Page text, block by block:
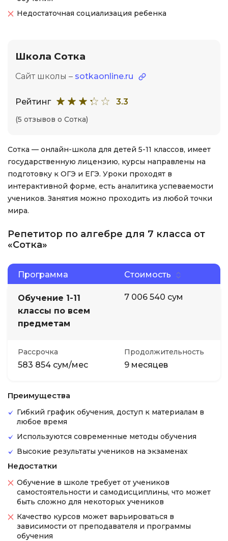
Недостаточная социализация ребенка
Школа Сотка
Сайт школы – sotkaonline.ru
Рейтинг 3.3
(5 отзывов о Сотка)
Сотка — онлайн-школа для детей 5-11 классов, имеет
государственную лицензию, курсы направлены на
подготовку к ОГЭ и ЕГЭ. Уроки проходят в
интерактивной форме, есть аналитика успеваемости
учеников. Занятия можно проходить из любой точки
мира.
Репетитор по алгебре для 7 класса от
«Сотка»
Программа Стоимость
Обучение 1-11
классы по всем
предметам
7 006 540 сум
Рассрочка
583 854 сум/мес
Продолжительность
9 месяцев
Преимущества
Гибкий график обучения, доступ к материалам в
любое время
Используются современные методы обучения
Высокие результаты учеников на экзаменах
Недостатки
Обучение в школе требует от учеников
самостоятельности и самодисциплины, что может
быть сложно для некоторых учеников
Качество курсов может варьироваться в
зависимости от преподавателя и программы
обучения